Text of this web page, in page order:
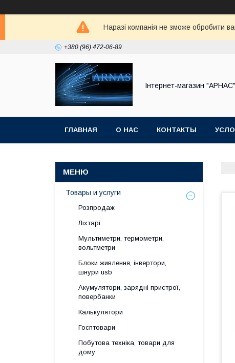
Наразі компанія не зможе обробити
+380 (96) 472-06-89
Інтернет-магазин "АРНАС"
ГЛАВНАЯ О НАС КОНТАКТЫ
Товары и услуги
Розпродаж
Ліхтарі
Мультиметри, термометри,
вольтметри
Блоки живлення, інвертори,
шнури usb
Акумулятори, зарядні пристрої,
повербанки
Калькулятори
Госптовари
Побутова техніка, товари для
дому